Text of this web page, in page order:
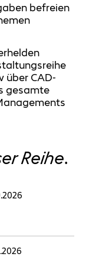
befreien
über CAD-
gesamte
Reihe.